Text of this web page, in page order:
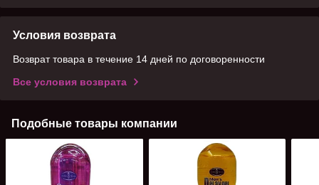
Условия возврата
Возврат товара в течение 14 дней по договоренности
Все условия возврата
Подобные товары компании